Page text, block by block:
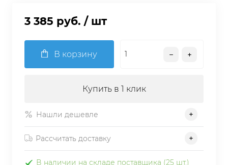
3 385 руб. / шт
В корзину
Купить в 1 клик
Нашли дешевле
Рассчитать доставку
В наличии на складе поставщика (25 шт.)